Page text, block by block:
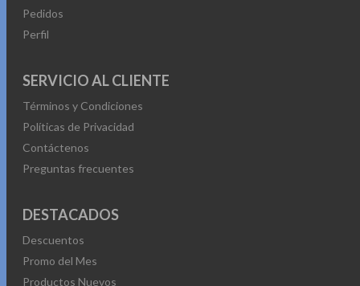
Pedidos
Perfil
SERVICIO AL CLIENTE
Términos y Condiciones
Políticas de Privacidad
Contáctenos
Preguntas frecuentes
DESTACADOS
Descuentos
Promo del Mes
Productos Nuevos